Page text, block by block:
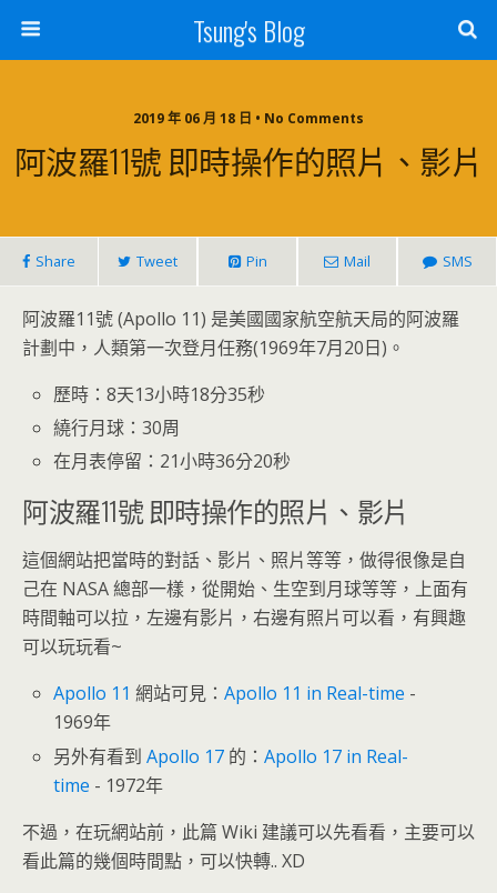
Tsung's Blog
2019 年 06 月 18 日 • No Comments
阿波羅11號 即時操作的照片、影片
Share Tweet Pin Mail SMS
阿波羅11號 (Apollo 11) 是美國國家航空航天局的阿波羅
計劃中，人類第一次登月任務(1969年7月20日)。
歷時：8天13小時18分35秒
繞行月球：30周
在月表停留：21小時36分20秒
阿波羅11號 即時操作的照片、影片
這個網站把當時的對話、影片、照片等等，做得很像是自
己在 NASA 總部一樣，從開始、生空到月球等等，上面有
時間軸可以拉，左邊有影片，右邊有照片可以看，有興趣
可以玩玩看~
Apollo 11 網站可見：Apollo 11 in Real-time -
1969年
另外有看到Apollo 17 的：Apollo 17 in Real-
time - 1972年
不過，在玩網站前，此篇 Wiki 建議可以先看看，主要可以
看此篇的幾個時間點，可以快轉.. XD